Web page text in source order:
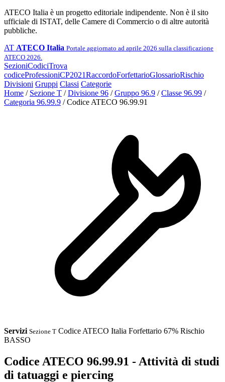
ATECO Italia è un progetto editoriale indipendente. Non è il sito
ufficiale di ISTAT, delle Camere di Commercio o di altre autorità
pubbliche.
AT ATECO Italia Portale aggiornato ad aprile 2026 sulla classificazione
ATECO 2026.
SezioniCodiciTrova
codiceProfessioniCP2021RaccordoForfettarioGlossarioRischio
Divisioni Gruppi Classi Categorie
Home / Sezione T / Divisione 96 / Gruppo 96.9 / Classe 96.99 /
Categoria 96.99.9 / Codice ATECO 96.99.91
Servizi Sezione T Codice ATECO Italia Forfettario 67% Rischio
BASSO
Codice ATECO 96.99.91 - Attività di studi
di tatuaggi e piercing